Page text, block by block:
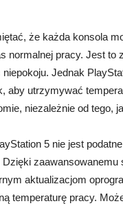
że każda konsola
normalnej pracy. Jest to
niepokoju. Jednak
aby utrzymywać
niezależnie od tego,
5 nie jest
Dzięki zaawansowanemu
aktualizacjom
temperaturę pracy.